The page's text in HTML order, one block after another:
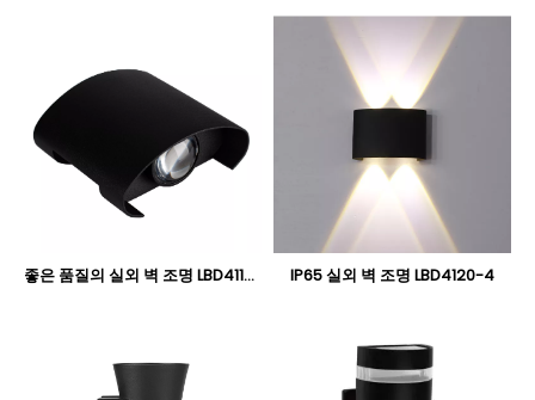
좋은 품질의 실외 벽 조명 LBD4110C-2 IP65 실외 벽 조명 LBD4120-4